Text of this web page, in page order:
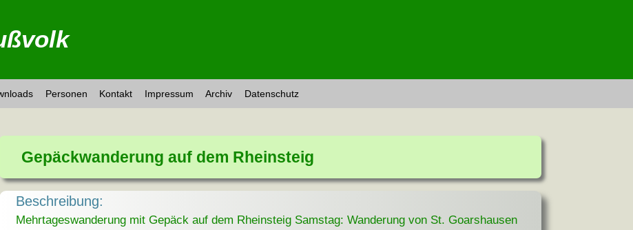
Personen Kontakt Impressum Archiv Datenschutz
Gepäckwanderung auf dem Rheinsteig
Beschreibung:
Mehrtageswanderung mit Gepäck auf dem Rheinsteig Samstag: Wanderung von St. Goarshausen